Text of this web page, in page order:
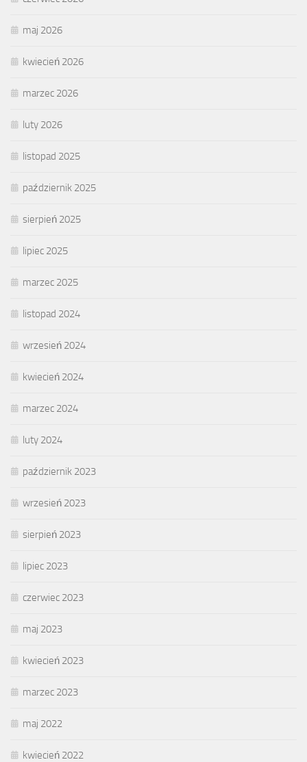
maj 2026
kwiecień 2026
marzec 2026
luty 2026
listopad 2025
październik 2025
sierpień 2025
lipiec 2025
marzec 2025
listopad 2024
wrzesień 2024
kwiecień 2024
marzec 2024
luty 2024
październik 2023
wrzesień 2023
sierpień 2023
lipiec 2023
czerwiec 2023
maj 2023
kwiecień 2023
marzec 2023
maj 2022
kwiecień 2022